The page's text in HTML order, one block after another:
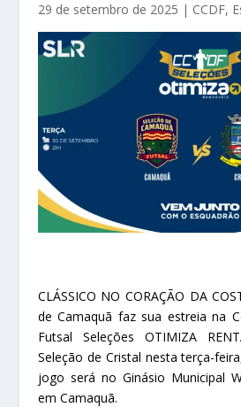
29 de setembro de 2025 | CCDF,
CLÁSSICO NO CORAÇÃO DA
de Camaquã faz sua estreia na
Futsal Seleções OTIMIZA
Seleção de Cristal nesta terça-
jogo será no Ginásio Municipal
em Camaquã.